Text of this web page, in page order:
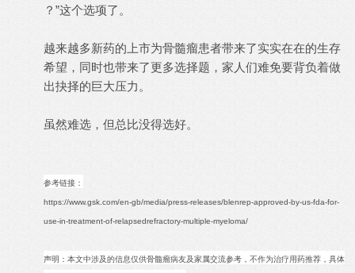
？”这个选项了。
越来越多新药的上市为骨髓瘤患者带来了实实在在的生存
希望，同时也带来了更多选择题，家人们难免要背负着做
出抉择的巨大压力。
虽然难选，但总比没得选好。
参考链接：
https://www.gsk.com/en-gb/media/press-releases/blenrep-approved-by-us-fda-for-
use-in-treatment-of-relapsedrefractory-multiple-myeloma/
声明：本文中涉及的信息仅供骨髓瘤病友及家属交流参考，不作为治疗用药推荐，具体